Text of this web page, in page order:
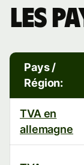
taux
de
TVA
par
les
Pays /
Région:
TVA en
allemagne